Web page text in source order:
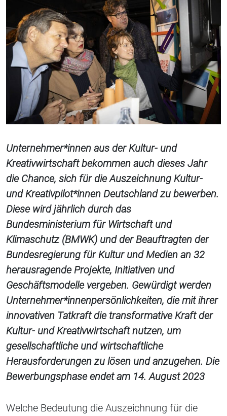
Unternehmer*innen aus der Kultur- und
Kreativwirtschaft bekommen auch dieses Jahr
die Chance, sich für die Auszeichnung Kultur-
und Kreativpilot*innen Deutschland zu bewerben.
Diese wird jährlich durch das
Bundesministerium für Wirtschaft und
Klimaschutz (BMWK) und der Beauftragten der
Bundesregierung für Kultur und Medien an 32
herausragende Projekte, Initiativen und
Geschäftsmodelle vergeben. Gewürdigt werden
Unternehmer*innenpersönlichkeiten, die mit ihrer
innovativen Tatkraft die transformative Kraft der
Kultur- und Kreativwirtschaft nutzen, um
gesellschaftliche und wirtschaftliche
Herausforderungen zu lösen und anzugehen. Die
Bewerbungsphase endet am 14. August 2023
Welche Bedeutung die Auszeichnung für die